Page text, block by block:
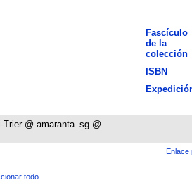
Fascículo
de la
colección
ISBN
Trier @ amaranta_sg @
Enlace
todo